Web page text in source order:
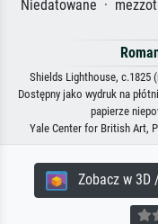
Niedatowane ·
Shields Lighthouse, c.1825
Dostępny jako wydruk na
papierze
Yale Center for British Art,
Zobacz w 3D